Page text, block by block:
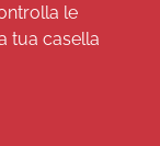
le
tua casella